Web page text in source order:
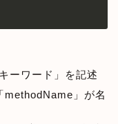
ーワード」を記述
methodName」が名